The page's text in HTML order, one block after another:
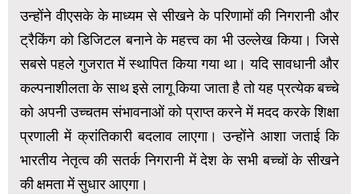
उन्होंने वीएसके के माध्यम से सीखने के परिणामों की निगरानी और
ट्रैकिंग को डिजिटल बनाने के महत्त्व का भी उल्लेख किया। जिसे
सबसे पहले गुजरात में स्थापित किया गया था। यदि सावधानी और
कल्पनाशीलता के साथ इसे लागू किया जाता है तो यह प्रत्येक बच्चे
को अपनी उच्चतम संभावनाओं को प्राप्त करने में मदद करके शिक्षा
प्रणाली में क्रांतिकारी बदलाव लाएगा। उन्होंने आशा जताई कि
भारतीय नेतृत्व की सतर्क निगरानी में देश के सभी बच्चों के सीखने
की क्षमता में सुधार आएगा।